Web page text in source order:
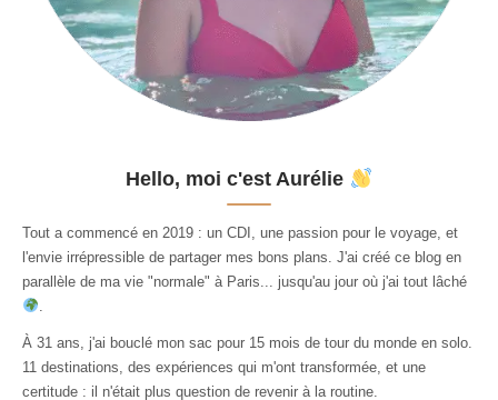
Hello, moi c'est Aurélie
Tout a commencé en 2019 : un CDI, une passion pour le voyage, et
l'envie irrépressible de partager mes bons plans. J'ai créé ce blog en
parallèle de ma vie "normale" à Paris... jusqu'au jour où j'ai tout lâché
À 31 ans, j'ai bouclé mon sac pour 15 mois de tour du monde en solo.
11 destinations, des expériences qui m'ont transformée, et une
certitude : il n'était plus question de revenir à la routine.